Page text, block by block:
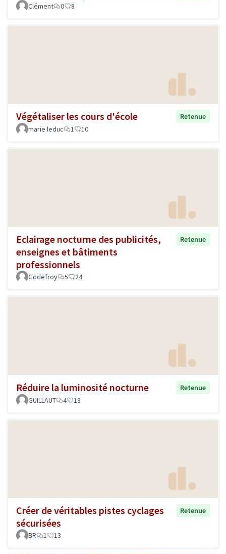
Clément
0 8
Végétaliser les cours d'école
Retenue
marie leduc
1 10
Eclairage nocturne des publicités,
enseignes et bâtiments
professionnels
Retenue
Godefroy 5 24
Réduire la luminosité nocturne
Retenue
GUILLAUT
4 18
Créer de véritables pistes cyclages
sécurisées
Retenue
BR 1 13